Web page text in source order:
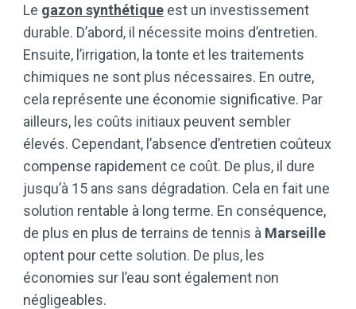
Le gazon synthétique est un investissement
durable. D’abord, il nécessite moins d’entretien.
Ensuite, l’irrigation, la tonte et les traitements
chimiques ne sont plus nécessaires. En outre,
cela représente une économie significative. Par
ailleurs, les coûts initiaux peuvent sembler
élevés. Cependant, l’absence d’entretien coûteux
compense rapidement ce coût. De plus, il dure
jusqu’à 15 ans sans dégradation. Cela en fait une
solution rentable à long terme. En conséquence,
de plus en plus de terrains de tennis à Marseille
optent pour cette solution. De plus, les
économies sur l’eau sont également non
négligeables.